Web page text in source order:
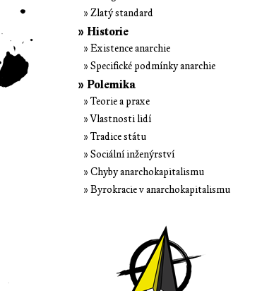
» Zlatý standard
» Historie
» Existence anarchie
» Specifické podmínky anarchie
» Polemika
» Teorie a praxe
» Vlastnosti lidí
» Tradice státu
» Sociální inženýrství
» Chyby anarchokapitalismu
» Byrokracie v anarchokapitalismu